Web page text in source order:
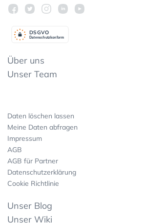
Datenschutzkonform
DSGVO
Über uns
Unser Team
Daten löschen lassen
Meine Daten abfragen
Impressum
AGB
AGB für Partner
Datenschutzerklärung
Cookie Richtlinie
Unser Blog
Unser Wiki